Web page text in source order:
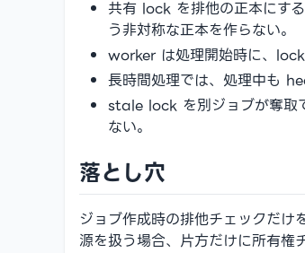
共有 lock を排他の正本にす
う非対称な正本を作らない。
worker は処理開始時に、
長時間処理では、処理中も
stale lock を別ジョブが奪取
ない。
落とし穴
ジョブ作成時の排他チェックだ
源を扱う場合、片方だけに所有